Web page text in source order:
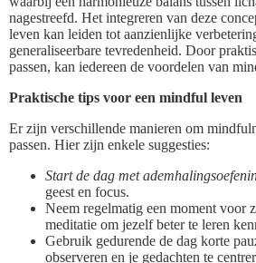
nagestreefd. Het integreren van deze
leven kan leiden tot aanzienlijke
generaliseerbare tevredenheid. Door
passen, kan iedereen de voordelen van
Praktische tips voor een mindful leven
Er zijn verschillende manieren om
passen. Hier zijn enkele suggesties:
Start de dag met
geest en focus.
Neem regelmatig een moment voor
meditatie om jezelf beter te leren
Gebruik gedurende de dag korte
observeren en je gedachten te